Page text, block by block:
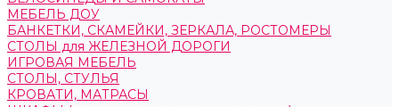
МЕБЕЛЬ ДОУ
БАНКЕТКИ, СКАМЕЙКИ, ЗЕРКАЛА, РОСТОМЕРЫ
СТОЛЫ для ЖЕЛЕЗНОЙ ДОРОГИ
ИГРОВАЯ МЕБЕЛЬ
СТОЛЫ, СТУЛЬЯ
КРОВАТИ, МАТРАСЫ